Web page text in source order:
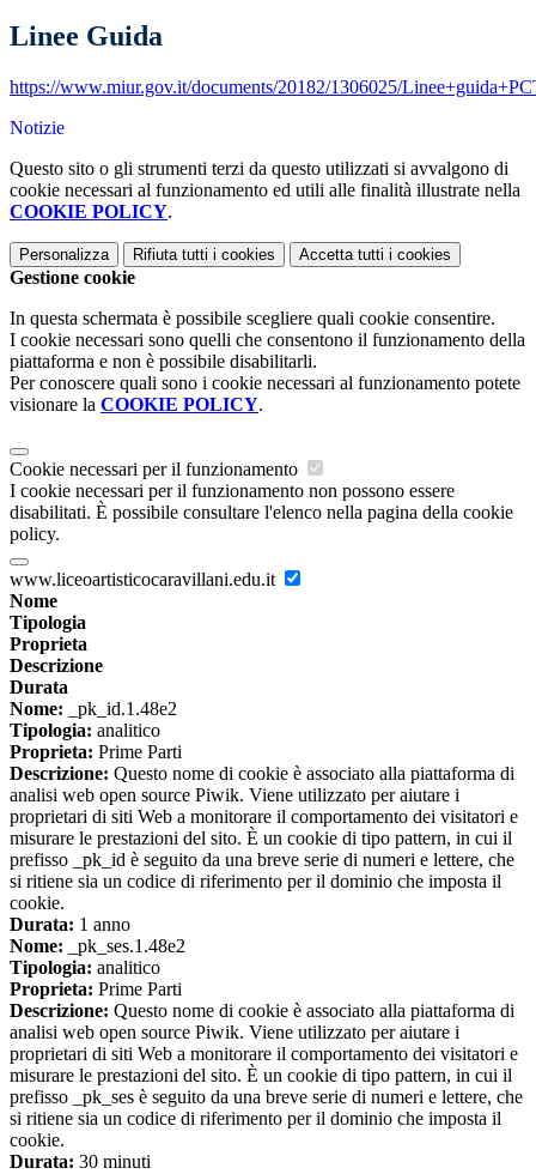
Linee Guida
https://www.miur.gov.it/documents/20182/1306025/
Notizie
Questo sito o gli strumenti terzi da questo utilizzati si avvalgono di
cookie necessari al funzionamento ed utili alle finalità illustrate nella
COOKIE POLICY.
Personalizza Rifiuta tutti i cookies Accetta tutti i cookies
Gestione cookie
In questa schermata è possibile scegliere quali cookie consentire.
I cookie necessari sono quelli che consentono il funzionamento della
piattaforma e non è possibile disabilitarli.
Per conoscere quali sono i cookie necessari al funzionamento potete
visionare la COOKIE POLICY.
Cookie necessari per il funzionamento
I cookie necessari per il funzionamento non possono essere
disabilitati. È possibile consultare l'elenco nella pagina della cookie
policy.
www.liceoartisticocaravillani.edu.it
Nome
Tipologia
Proprieta
Descrizione
Durata
Nome: _pk_id.1.48e2
Tipologia: analitico
Proprieta: Prime Parti
Descrizione: Questo nome di cookie è associato alla piattaforma di
analisi web open source Piwik. Viene utilizzato per aiutare i
proprietari di siti Web a monitorare il comportamento dei visitatori e
misurare le prestazioni del sito. È un cookie di tipo pattern, in cui il
prefisso _pk_id è seguito da una breve serie di numeri e lettere, che
si ritiene sia un codice di riferimento per il dominio che imposta il
cookie.
Durata: 1 anno
Nome: _pk_ses.1.48e2
Tipologia: analitico
Proprieta: Prime Parti
Descrizione: Questo nome di cookie è associato alla piattaforma di
analisi web open source Piwik. Viene utilizzato per aiutare i
proprietari di siti Web a monitorare il comportamento dei visitatori e
misurare le prestazioni del sito. È un cookie di tipo pattern, in cui il
prefisso _pk_ses è seguito da una breve serie di numeri e lettere, che
si ritiene sia un codice di riferimento per il dominio che imposta il
cookie.
Durata: 30 minuti